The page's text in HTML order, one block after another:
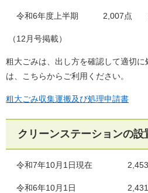
令和6年度上半期 2,007点
（12月号掲載）
粗大ごみは、出し方を確認して適切
は、こちらからご利用ください。
粗大ごみ収集運搬及び処理申請書
クリーンステーションの
令和7年10月1日現在
令和6年10月1日 2,431